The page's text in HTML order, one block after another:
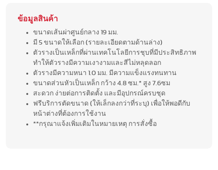
ข้อมูลสินค้า
ขนาดเส้นผ่าศูนย์กลาง 19 มม.
มี 5 ขนาดให้เลือก (รายละเอียดตามด้านล่าง)
ตัวรางเป็นเหล็กที่ผ่านเทคโนโลยีการชุบที่มีประสิทธิภาพ
ทำให้ตัวรางมีความเงางามและสีไม่หลุดลอก
ตัวรางมีความหนา 1.0 มม. มีความแข็งแรงทนทาน
ขนาดส่วนหัวเป็นเหล็ก กว้าง 4.8 ซม.* สูง 7.6ซม
สะดวก ง่ายต่อการติดตั้ง และมีอุปกรณ์ครบชุด
ฟรีบริการตัดขนาด (ให้เล็กลงกว่าที่ระบุ) เพื่อให้พอดีกับ
หน้าต่างที่ต้องการใช้งาน
**กรุณาแจ้งเพิ่มเติมในหมายเหตุ การสั่งซื้อ